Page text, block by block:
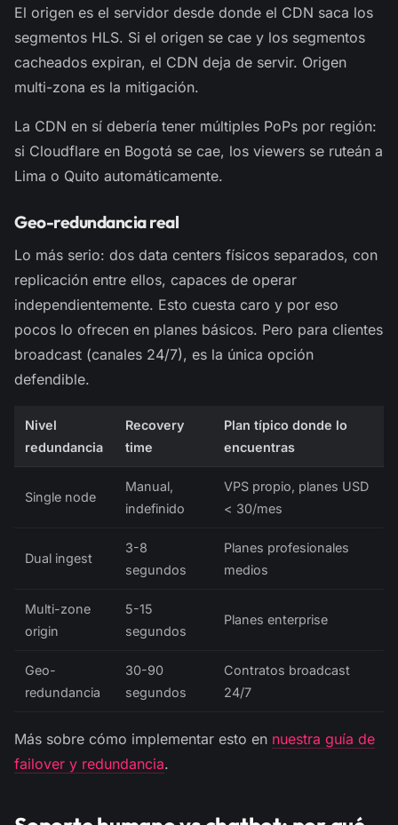
El origen es el servidor desde donde el CDN saca los
segmentos HLS. Si el origen se cae y los segmentos
cacheados expiran, el CDN deja de servir. Origen
multi-zona es la mitigación.
La CDN en sí debería tener múltiples PoPs por región:
si Cloudflare en Bogotá se cae, los viewers se ruteán a
Lima o Quito automáticamente.
Geo-redundancia real
Lo más serio: dos data centers físicos separados, con
replicación entre ellos, capaces de operar
independientemente. Esto cuesta caro y por eso
pocos lo ofrecen en planes básicos. Pero para clientes
broadcast (canales 24/7), es la única opción
defendible.
Nivel
redundancia
Recovery
time
Plan típico donde lo
encuentras
Single node
Manual,
indefinido
VPS propio, planes USD
< 30/mes
Dual ingest
3-8
segundos
Planes profesionales
medios
Multi-zone
origin
5-15
segundos
Planes enterprise
Geo-
redundancia
30-90
segundos
Contratos broadcast
24/7
Más sobre cómo implementar esto en nuestra guía de
failover y redundancia.